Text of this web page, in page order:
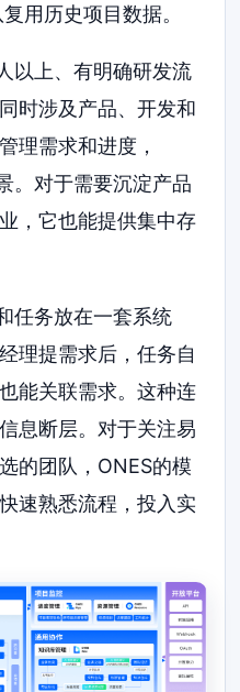
用历史项目数据。
以上、有明确研发流
时涉及产品、开发和
理需求和进度，
。对于需要沉淀产品
，它也能提供集中存
任务放在一套系统
理提需求后，任务自
能关联需求。这种连
息断层。对于关注易
的团队，ONES的模
速熟悉流程，投入实